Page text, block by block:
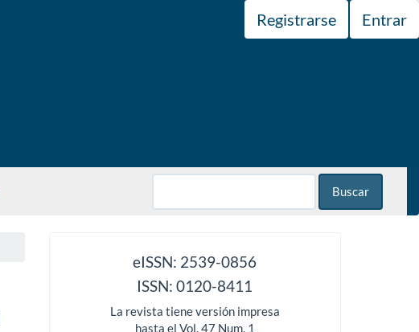
Registrarse Entrar
Buscar
eISSN: 2539-0856
ISSN: 0120-8411
La revista tiene versión impresa
hasta el Vol. 47 Num. 1